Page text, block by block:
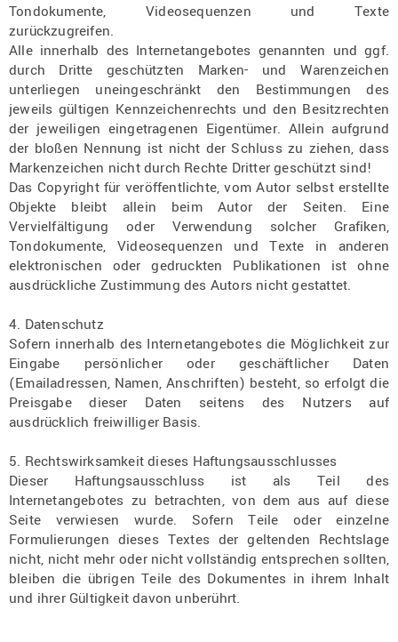
Tondokumente, Videosequenzen und Texte
zurückzugreifen.
Alle innerhalb des Internetangebotes genannten und ggf.
durch Dritte geschützten Marken- und Warenzeichen
unterliegen uneingeschränkt den Bestimmungen des
jeweils gültigen Kennzeichenrechts und den Besitzrechten
der jeweiligen eingetragenen Eigentümer. Allein aufgrund
der bloßen Nennung ist nicht der Schluss zu ziehen, dass
Markenzeichen nicht durch Rechte Dritter geschützt sind!
Das Copyright für veröffentlichte, vom Autor selbst erstellte
Objekte bleibt allein beim Autor der Seiten. Eine
Vervielfältigung oder Verwendung solcher Grafiken,
Tondokumente, Videosequenzen und Texte in anderen
elektronischen oder gedruckten Publikationen ist ohne
ausdrückliche Zustimmung des Autors nicht gestattet.
4. Datenschutz
Sofern innerhalb des Internetangebotes die Möglichkeit zur
Eingabe persönlicher oder geschäftlicher Daten
(Emailadressen, Namen, Anschriften) besteht, so erfolgt die
Preisgabe dieser Daten seitens des Nutzers auf
ausdrücklich freiwilliger Basis.
5. Rechtswirksamkeit dieses Haftungsausschlusses
Dieser Haftungsausschluss ist als Teil des
Internetangebotes zu betrachten, von dem aus auf diese
Seite verwiesen wurde. Sofern Teile oder einzelne
Formulierungen dieses Textes der geltenden Rechtslage
nicht, nicht mehr oder nicht vollständig entsprechen sollten,
bleiben die übrigen Teile des Dokumentes in ihrem Inhalt
und ihrer Gültigkeit davon unberührt.